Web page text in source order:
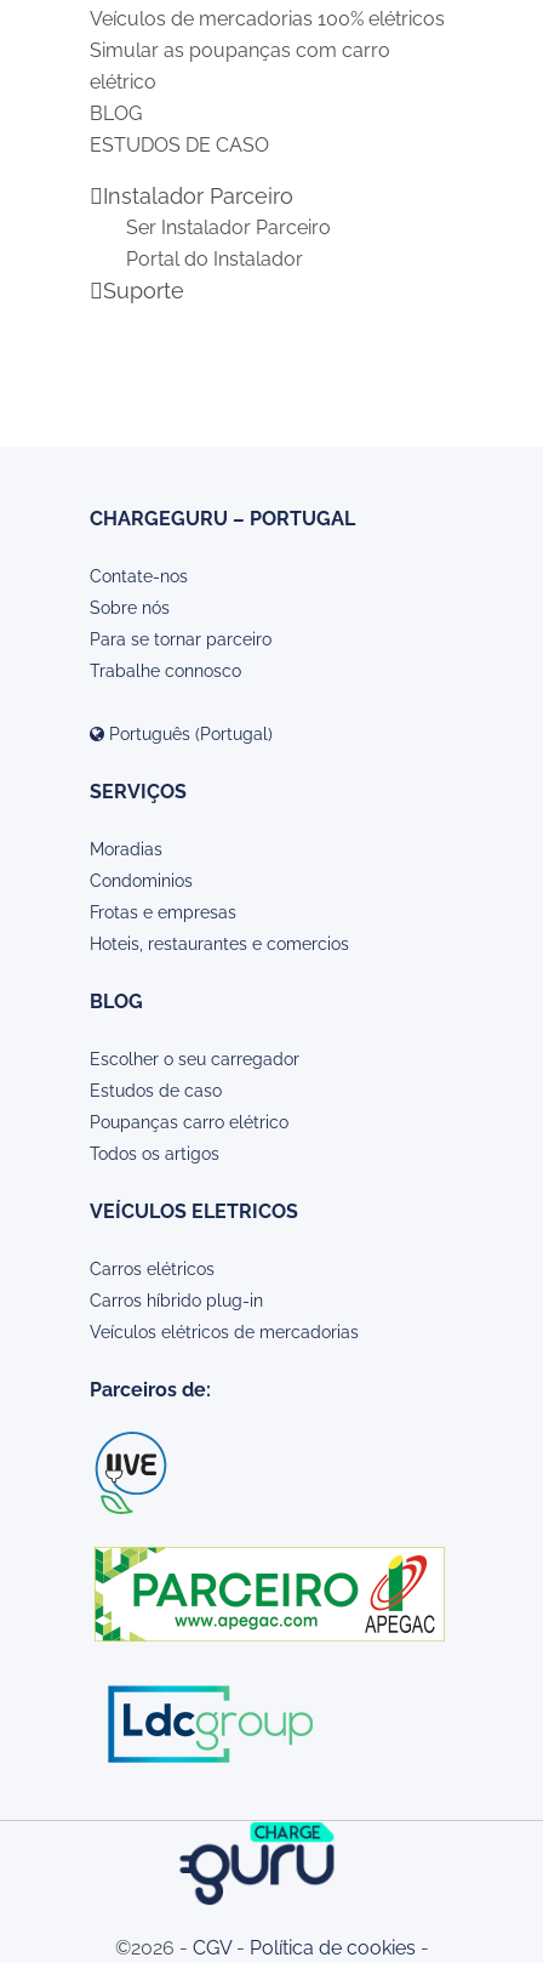
Veículos de mercadorias 100% elétricos
Simular as poupanças com carro
elétrico
BLOG
ESTUDOS DE CASO
Instalador Parceiro
Ser Instalador Parceiro
Portal do Instalador
Suporte
CHARGEGURU – PORTUGAL
Contate-nos
Sobre nós
Para se tornar parceiro
Trabalhe connosco
Português (Portugal)
SERVIÇOS
Moradias
Condominios
Frotas e empresas
Hoteis, restaurantes e comercios
BLOG
Escolher o seu carregador
Estudos de caso
Poupanças carro elétrico
Todos os artigos
VEÍCULOS ELETRICOS
Carros elétricos
Carros híbrido plug-in
Veículos elétricos de mercadorias
Parceiros de:
©2026 - CGV- Política de cookies -